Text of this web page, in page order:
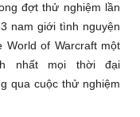
đợt thử nghiệm lần
nam giới tình nguyện
World of Warcraft một
nhất mọi thời đại
qua cuộc thử nghiệm